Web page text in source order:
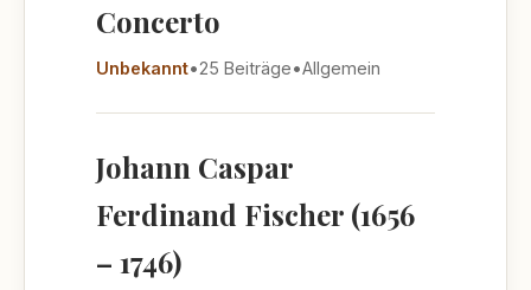
Concerto
Unbekannt•25 Beiträge•Allgemein
Johann Caspar
Ferdinand Fischer (1656
– 1746)